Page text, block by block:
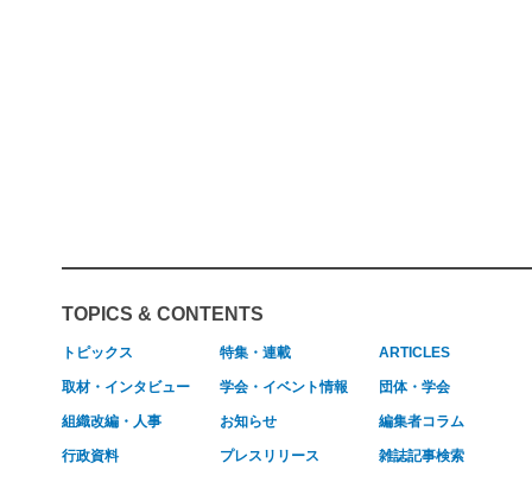
TOPICS & CONTENTS
トピックス 特集・連載 ARTICLES
取材・インタビュー 学会・イベント情報 団体・学会
組織改編・人事 お知らせ 編集者コラム
行政資料 プレスリリース 雑誌記事検索